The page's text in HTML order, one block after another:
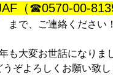
（☎0570-00-
まで、ご連絡ください！
も大変お世話になりま
うぞよろしくお願い致